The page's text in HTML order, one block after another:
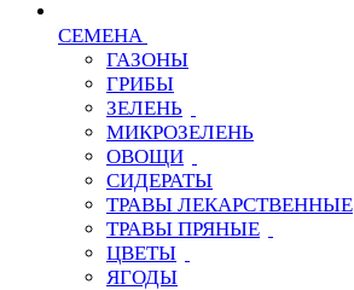
СЕМЕНА
ГАЗОНЫ
ГРИБЫ
ЗЕЛЕНЬ
МИКРОЗЕЛЕНЬ
ОВОЩИ
СИДЕРАТЫ
ТРАВЫ ЛЕКАРСТВЕННЫЕ
ТРАВЫ ПРЯНЫЕ
ЦВЕТЫ
ЯГОДЫ